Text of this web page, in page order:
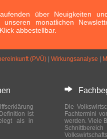
über Neuigkeiten
unseren monatlichen
abbestellbar.
(PVÜ) Wirkungsanalyse
ist
als in
Die
Fachtermini
werden. Viele